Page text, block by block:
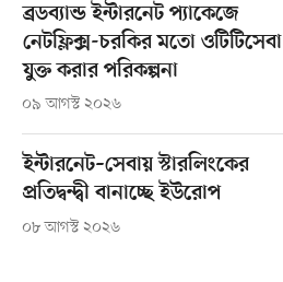
ব্রডব্যান্ড ইন্টারনেট প্যাকেজে
নেটফ্লিক্স-চরকির মতো ওটিটিসেবা
যুক্ত করার পরিকল্পনা
০৯ আগস্ট ২০২৬
ইন্টারনেট–সেবায় স্টারলিংকের
প্রতিদ্বন্দ্বী বানাচ্ছে ইউরোপ
০৮ আগস্ট ২০২৬